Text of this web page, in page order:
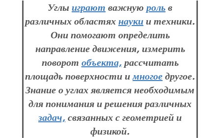
Углыиграют важную рольв
различных областяхнаукии техники.
Они помогают определить
направление движения, измерить
поворот объекта,рассчитать
площадь поверхности имногоедругое.
Знание о углах является необходимым
для понимания и решения различных
задач,связанных с геометрией и
физикой.